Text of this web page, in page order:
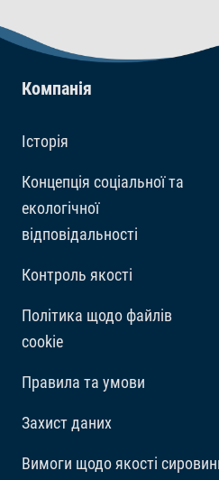
температура акваріуму для
має становити від 24 до 26°C.
Компанія
Історія
Концепція соціальної та
екологічної
відповідальності
Контроль якості
Політика щодо файлів
cookie
Правила та умови
Захист даних
Вимоги щодо якості